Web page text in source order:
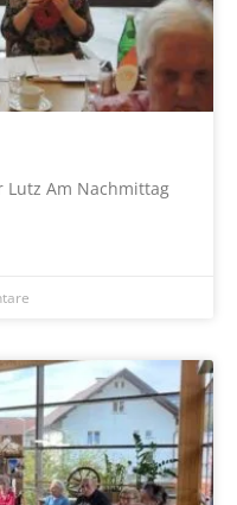
Lutz Am Nachmittag